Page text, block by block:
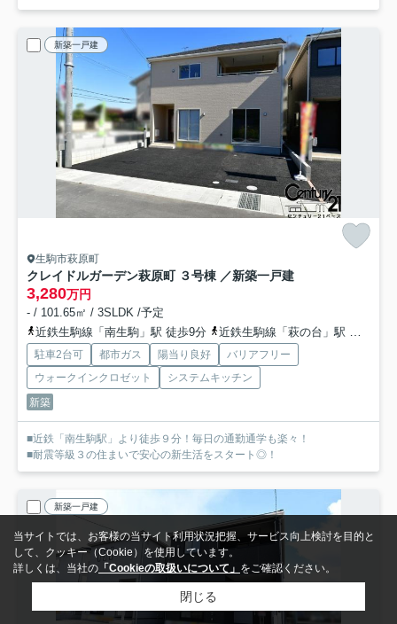
新築一戸建
生駒市萩原町
クレイドルガーデン萩原町 ３号棟 ／新築一戸建
3,280万円
- / 101.65㎡ / 3SLDK /予定
近鉄生駒線「南生駒」駅 徒歩9分
近鉄生駒線「萩の台」駅 徒歩18分
駐車2台可 都市ガス 陽当り良好
バリアフリー
ウォークインクロゼット
システムキッチン
新築
■近鉄「南生駒駅」より徒歩９分！毎日の通勤通学も楽々！
■耐震等級３の住まいで安心の新生活をスタート◎！
新築一戸建
当サイトでは、お客様の当サイト利用状況把握、サービス向上検討を目的と
して、クッキー（Cookie）を使用しています。
詳しくは、当社の 「Cookieの取扱いについて」 をご確認ください。
閉じる